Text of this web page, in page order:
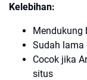
Kelebihan:
Mendukung
Sudah lama
Cocok jika
situs